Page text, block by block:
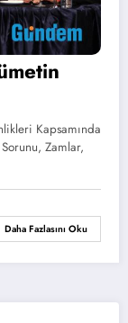
Kapsamında
Zamlar,
Daha Fazlasını Oku